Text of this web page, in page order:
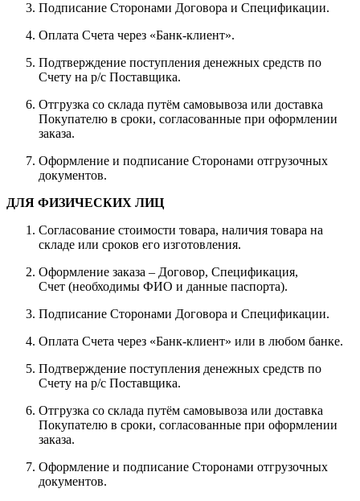
Подписание Сторонами Договора и Спецификации.
Оплата Счета через «Банк-клиент».
Подтверждение поступления денежных средств по
Счету на р/с Поставщика.
Отгрузка со склада путём самовывоза или доставка
Покупателю в сроки, согласованные при оформлении
заказа.
Оформление и подписание Сторонами отгрузочных
документов.
ДЛЯ ФИЗИЧЕСКИХ ЛИЦ
Согласование стоимости товара, наличия товара на
складе или сроков его изготовления.
Оформление заказа – Договор, Спецификация,
Счет (необходимы ФИО и данные паспорта).
Подписание Сторонами Договора и Спецификации.
Оплата Счета через «Банк-клиент» или в любом банке.
Подтверждение поступления денежных средств по
Счету на р/с Поставщика.
Отгрузка со склада путём самовывоза или доставка
Покупателю в сроки, согласованные при оформлении
заказа.
Оформление и подписание Сторонами отгрузочных
документов.